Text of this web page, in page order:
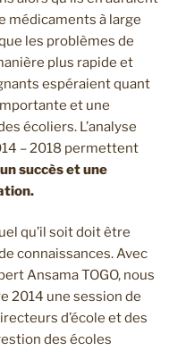
médicaments à large
les problèmes de
plus rapide et
espéraient quant
et une
écoliers. L’analyse
– 2018 permettent
succès et une
qu’il soit doit être
connaissances. Avec
Ansama TOGO, nous
2014 une session de
d’école et des
des écoles